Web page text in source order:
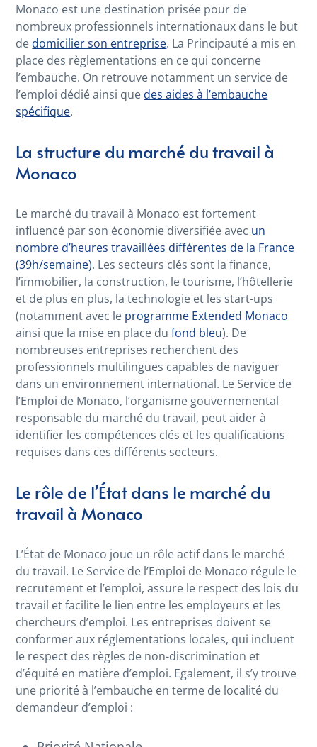
Monaco est une destination prisée pour de
nombreux professionnels internationaux dans le but
de domicilier son entreprise. La Principauté a mis en
place des règlementations en ce qui concerne
l’embauche. On retrouve notamment un service de
l’emploi dédié ainsi que des aides à l’embauche
spécifique.
La structure du marché du travail à
Monaco
Le marché du travail à Monaco est fortement
influencé par son économie diversifiée avec un
nombre d’heures travaillées différentes de la France
(39h/semaine). Les secteurs clés sont la finance,
l’immobilier, la construction, le tourisme, l’hôtellerie
et de plus en plus, la technologie et les start-ups
(notamment avec le programme Extended Monaco
ainsi que la mise en place dufond bleu). De
nombreuses entreprises recherchent des
professionnels multilingues capables de naviguer
dans un environnement international. Le Service de
l’Emploi de Monaco, l’organisme gouvernemental
responsable du marché du travail, peut aider à
identifier les compétences clés et les qualifications
requises dans ces différents secteurs.
Le rôle de l’État dans le marché du
travail à Monaco
L’État de Monaco joue un rôle actif dans le marché
du travail. Le Service de l’Emploi de Monaco régule le
recrutement et l’emploi, assure le respect des lois du
travail et facilite le lien entre les employeurs et les
chercheurs d’emploi. Les entreprises doivent se
conformer aux réglementations locales, qui incluent
le respect des règles de non-discrimination et
d’équité en matière d’emploi. Egalement, il s’y trouve
une priorité à l’embauche en terme de localité du
demandeur d’emploi :